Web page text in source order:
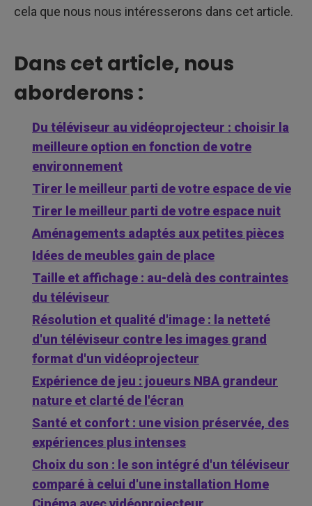
cela que nous nous intéresserons dans cet article.
Dans cet article, nous
aborderons :
Du téléviseur au vidéoprojecteur : choisir la
meilleure option en fonction de votre
environnement
Tirer le meilleur parti de votre espace de vie
Tirer le meilleur parti de votre espace nuit
Aménagements adaptés aux petites pièces
Idées de meubles gain de place
Taille et affichage : au-delà des contraintes
du téléviseur
Résolution et qualité d'image : la netteté
d'un téléviseur contre les images grand
format d'un vidéoprojecteur
Expérience de jeu : joueurs NBA grandeur
nature et clarté de l'écran
Santé et confort : une vision préservée, des
expériences plus intenses
Choix du son : le son intégré d'un téléviseur
comparé à celui d'une installation Home